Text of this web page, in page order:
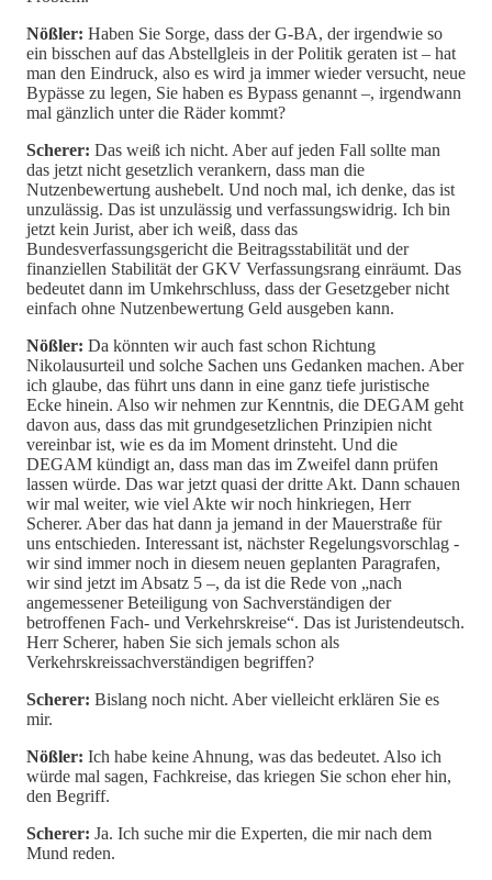
Nößler: Haben Sie Sorge, dass der G-BA, der irgendwie so
ein bisschen auf das Abstellgleis in der Politik geraten ist – hat
man den Eindruck, also es wird ja immer wieder versucht, neue
Bypässe zu legen, Sie haben es Bypass genannt –, irgendwann
mal gänzlich unter die Räder kommt?
Scherer: Das weiß ich nicht. Aber auf jeden Fall sollte man
das jetzt nicht gesetzlich verankern, dass man die
Nutzenbewertung aushebelt. Und noch mal, ich denke, das ist
unzulässig. Das ist unzulässig und verfassungswidrig. Ich bin
jetzt kein Jurist, aber ich weiß, dass das
Bundesverfassungsgericht die Beitragsstabilität und der
finanziellen Stabilität der GKV Verfassungsrang einräumt. Das
bedeutet dann im Umkehrschluss, dass der Gesetzgeber nicht
einfach ohne Nutzenbewertung Geld ausgeben kann.
Nößler: Da könnten wir auch fast schon Richtung
Nikolausurteil und solche Sachen uns Gedanken machen. Aber
ich glaube, das führt uns dann in eine ganz tiefe juristische
Ecke hinein. Also wir nehmen zur Kenntnis, die DEGAM geht
davon aus, dass das mit grundgesetzlichen Prinzipien nicht
vereinbar ist, wie es da im Moment drinsteht. Und die
DEGAM kündigt an, dass man das im Zweifel dann prüfen
lassen würde. Das war jetzt quasi der dritte Akt. Dann schauen
wir mal weiter, wie viel Akte wir noch hinkriegen, Herr
Scherer. Aber das hat dann ja jemand in der Mauerstraße für
uns entschieden. Interessant ist, nächster Regelungsvorschlag -
wir sind immer noch in diesem neuen geplanten Paragrafen,
wir sind jetzt im Absatz 5 –, da ist die Rede von „nach
angemessener Beteiligung von Sachverständigen der
betroffenen Fach- und Verkehrskreise“. Das ist Juristendeutsch.
Herr Scherer, haben Sie sich jemals schon als
Verkehrskreissachverständigen begriffen?
Scherer: Bislang noch nicht. Aber vielleicht erklären Sie es
mir.
Nößler: Ich habe keine Ahnung, was das bedeutet. Also ich
würde mal sagen, Fachkreise, das kriegen Sie schon eher hin,
den Begriff.
Scherer: Ja. Ich suche mir die Experten, die mir nach dem
Mund reden.